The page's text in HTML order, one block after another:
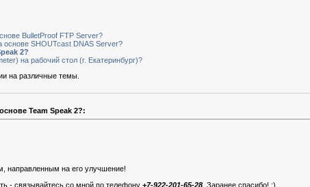
BulletProof FTP Server?
основе SHOUTcast DNAS Server?
2?
на рабочий стол (г. Екатеринбург)?
на различные темы.
Team Speak 2?:
направленным на его улучшение!
- связывайтесь со мной по телефону +7-922-201-65-28 . Заранее спасибо! :)